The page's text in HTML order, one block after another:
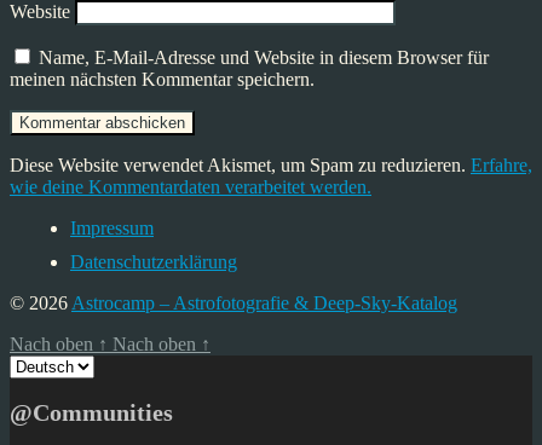
Website
Name, E-Mail-Adresse und Website in diesem Browser für
meinen nächsten Kommentar speichern.
Diese Website verwendet Akismet, um Spam zu reduzieren. Erfahre,
wie deine Kommentardaten verarbeitet werden.
Impressum
Datenschutzerklärung
© 2026 Astrocamp – Astrofotografie & Deep-Sky-Katalog
Nach oben ↑ Nach oben ↑
Sprache
auswählen
@Communities